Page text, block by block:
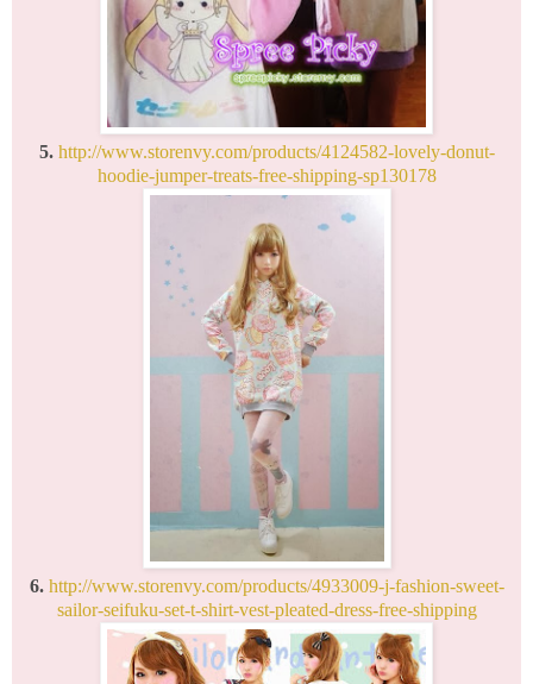
5. http://www.storenvy.com/products/4124582-lovely-donut-
hoodie-jumper-treats-free-shipping-sp130178
6. http://www.storenvy.com/products/4933009-j-fashion-sweet-
sailor-seifuku-set-t-shirt-vest-pleated-dress-free-shipping